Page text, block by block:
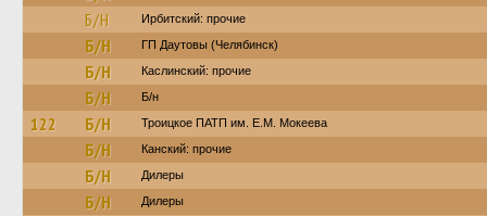
Б/Н Ирбитский: прочие
Б/Н ГП Даутовы (Челябинск)
Б/Н Каслинский: прочие
Б/Н Б/н
122 Б/Н Троицкое ПАТП им. Е.М. Мокеева
Б/Н Канский: прочие
Б/Н Дилеры
Б/Н Дилеры